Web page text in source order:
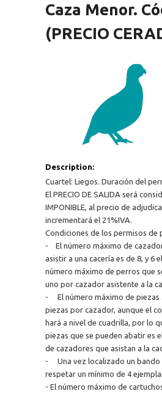
Caza Menor.
(PRECIO
Description:
Cuartel: Liegos. Duración del
El PRECIO DE SALIDA será
IMPONIBLE, al precio de
incrementará el 21%IVA.
Condiciones de los permisos de
- El número máximo de
asistir a una cacería es de 8, y 6
número máximo de perros que
uno por cazador asistente a la
- El número máximo de piezas
piezas por cazador, aunque el
hará a nivel de cuadrilla, por lo
piezas que se pueden abatir es
de cazadores que asistan a la
- Una vez localizado un bando
respetar un mínimo de 4
- El número máximo de